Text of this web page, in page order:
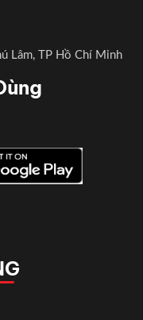
Lâm, TP Hồ Chí Minh